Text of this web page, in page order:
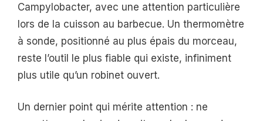
Campylobacter, avec une attention particulière
lors de la cuisson au barbecue. Un thermomètre
à sonde, positionné au plus épais du morceau,
reste l’outil le plus fiable qui existe, infiniment
plus utile qu’un robinet ouvert.
Un dernier point qui mérite attention : ne